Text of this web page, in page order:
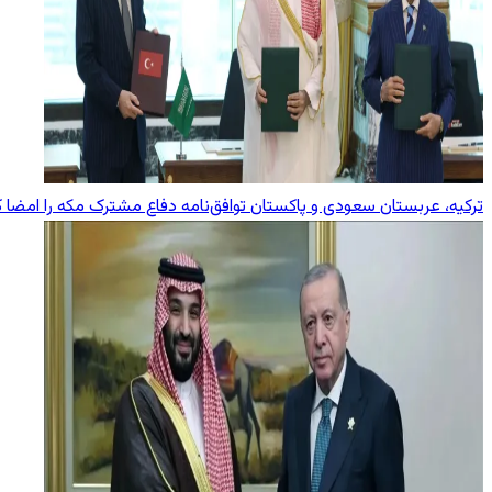
ترکیه، عربستان سعودی و پاکستان توافق‌نامه دفاع مشترک مکه را امضا